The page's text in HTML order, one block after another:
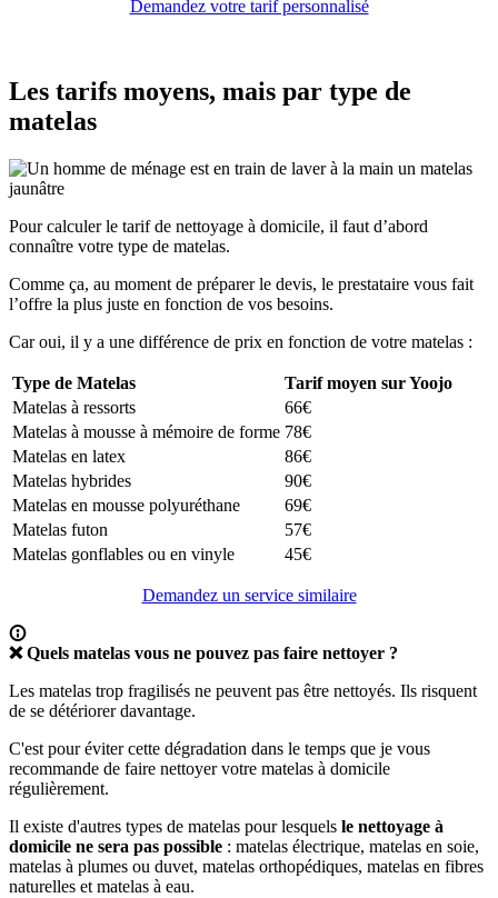
Demandez votre tarif personnalisé
Les tarifs moyens, mais par type de
matelas
Pour calculer le tarif de nettoyage à domicile, il faut d’abord
connaître votre type de matelas.
Comme ça, au moment de préparer le devis, le prestataire vous fait
l’offre la plus juste en fonction de vos besoins.
Car oui, il y a une différence de prix en fonction de votre matelas :
Type de Matelas
Tarif moyen sur Yoojo
Matelas à ressorts
66€
Matelas à mousse à mémoire de forme 78€
Matelas en latex
86€
Matelas hybrides
90€
Matelas en mousse polyuréthane
69€
Matelas futon
57€
Matelas gonflables ou en vinyle
45€
Demandez un service similaire
❌ Quels matelas vous ne pouvez pas faire nettoyer ?
Les matelas trop fragilisés ne peuvent pas être nettoyés. Ils risquent
de se détériorer davantage.
C'est pour éviter cette dégradation dans le temps que je vous
recommande de faire nettoyer votre matelas à domicile
régulièrement.
Il existe d'autres types de matelas pour lesquels le nettoyage à
domicile ne sera pas possible : matelas électrique, matelas en soie,
matelas à plumes ou duvet, matelas orthopédiques, matelas en fibres
naturelles et matelas à eau.